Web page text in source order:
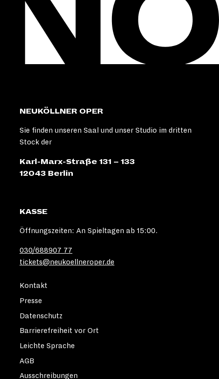
NEUKÖLLNER OPER
Sie finden unseren Saal und unser Studio im dritten
Stock der
Karl-Marx-Straße 131 – 133
12043 Berlin
KASSE
Öffnungszeiten: An Spieltagen ab 15:00.
030/688907 77
tickets@neukoellneroper.de
Kontakt
Presse
Datenschutz
Barrierefreiheit vor Ort
Leichte Sprache
AGB
Ausschreibungen